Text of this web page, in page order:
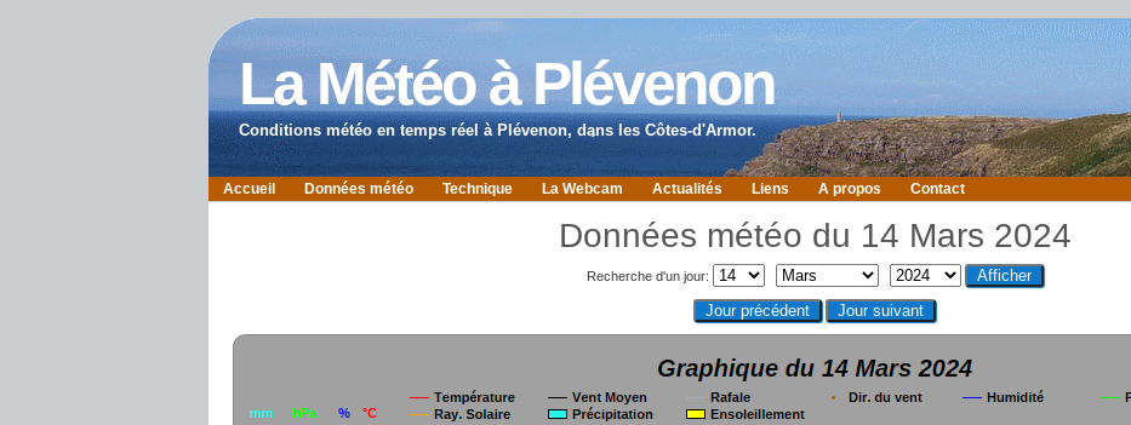
La Météo à Plévenon
Conditions météo en temps réel à Plévenon, dans les Côtes-d'Armor.
Accueil Données météo Technique La Webcam Actualités Liens A propos Contact
Données météo du 14 Mars 2024
Recherche d'un jour: